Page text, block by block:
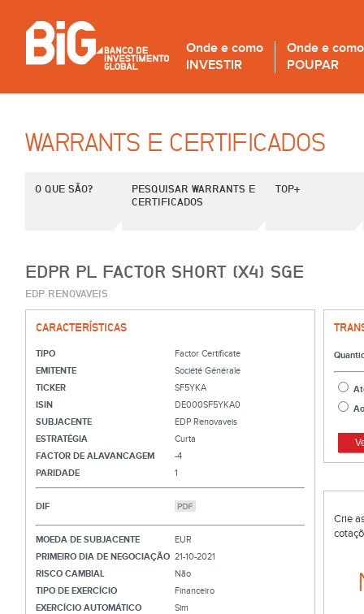
Onde e como
INVESTIR
Onde e como
POUPAR
WARRANTS E CERTIFICADOS
O QUE SÃO?
PESQUISAR WARRANTS E
CERTIFICADOS
TOP+
EDPR PL FACTOR SHORT (X4) SGE
EDP RENOVAVEIS
CARACTERÍSTICAS
TIPO
Factor Certificate
EMITENTE
Société Générale
TICKER
SF5YKA
ISIN
DE000SF5YKA0
SUBJACENTE
EDP Renovaveis
ESTRATÉGIA
Curta
FACTOR DE ALAVANCAGEM
-4
PARIDADE
1
DIF
MOEDA DE SUBJACENTE
EUR
PRIMEIRO DIA DE NEGOCIAÇÃO 21-10-2021
RISCO CAMBIAL
Não
TIPO DE EXERCÍCIO
Financeiro
EXERCÍCIO AUTOMÁTICO
Sim
Crie